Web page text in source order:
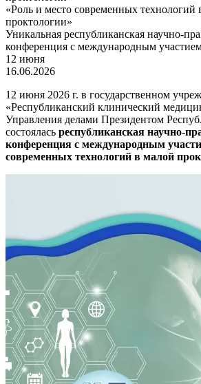
«Роль и место современных технологий
проктологии»
Уникальная республиканская научно-
конференция с международным
12 июня
16.06.2026
12 июня 2026 г. в государственном
«Республиканский клинический
Управления делами Президентом
состоялась республиканская научно-
конференция с международным
современных технологий в малой